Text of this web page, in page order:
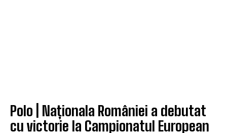
Polo | Naționala României a debutat
cu victorie la Campionatul European